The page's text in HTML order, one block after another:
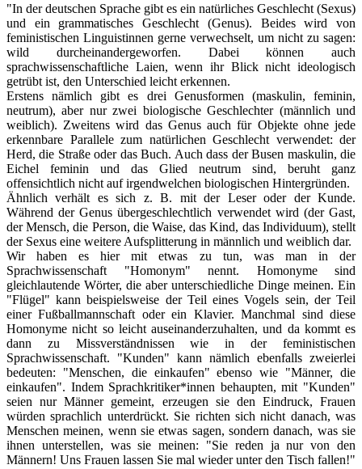
"In der deutschen Sprache gibt es ein natürliches Geschlecht (Sexus)
und ein grammatisches Geschlecht (Genus). Beides wird von
feministischen Linguistinnen gerne verwechselt, um nicht zu sagen:
wild durcheinandergeworfen. Dabei können auch
sprachwissenschaftliche Laien, wenn ihr Blick nicht ideologisch
getrübt ist, den Unterschied leicht erkennen.
Erstens nämlich gibt es drei Genusformen (maskulin, feminin,
neutrum), aber nur zwei biologische Geschlechter (männlich und
weiblich). Zweitens wird das Genus auch für Objekte ohne jede
erkennbare Parallele zum natürlichen Geschlecht verwendet: der
Herd, die Straße oder das Buch. Auch dass der Busen maskulin, die
Eichel feminin und das Glied neutrum sind, beruht ganz
offensichtlich nicht auf irgendwelchen biologischen Hintergründen.
Ähnlich verhält es sich z. B. mit der Leser oder der Kunde.
Während der Genus übergeschlechtlich verwendet wird (der Gast,
der Mensch, die Person, die Waise, das Kind, das Individuum), stellt
der Sexus eine weitere Aufsplitterung in männlich und weiblich dar.
Wir haben es hier mit etwas zu tun, was man in der
Sprachwissenschaft "Homonym" nennt. Homonyme sind
gleichlautende Wörter, die aber unterschiedliche Dinge meinen. Ein
"Flügel" kann beispielsweise der Teil eines Vogels sein, der Teil
einer Fußballmannschaft oder ein Klavier. Manchmal sind diese
Homonyme nicht so leicht auseinanderzuhalten, und da kommt es
dann zu Missverständnissen wie in der feministischen
Sprachwissenschaft. "Kunden" kann nämlich ebenfalls zweierlei
bedeuten: "Menschen, die einkaufen" ebenso wie "Männer, die
einkaufen". Indem Sprachkritiker*innen behaupten, mit "Kunden"
seien nur Männer gemeint, erzeugen sie den Eindruck, Frauen
würden sprachlich unterdrückt. Sie richten sich nicht danach, was
Menschen meinen, wenn sie etwas sagen, sondern danach, was sie
ihnen unterstellen, was sie meinen: "Sie reden ja nur von den
Männern! Uns Frauen lassen Sie mal wieder unter den Tisch fallen!"